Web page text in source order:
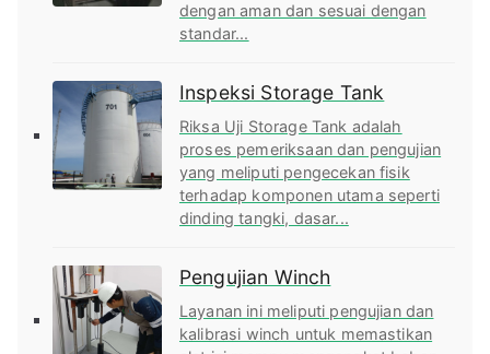
dengan aman dan sesuai dengan
standar...
Inspeksi Storage Tank
Riksa Uji Storage Tank adalah
proses pemeriksaan dan pengujian
yang meliputi pengecekan fisik
terhadap komponen utama seperti
dinding tangki, dasar...
Pengujian Winch
Layanan ini meliputi pengujian dan
kalibrasi winch untuk memastikan